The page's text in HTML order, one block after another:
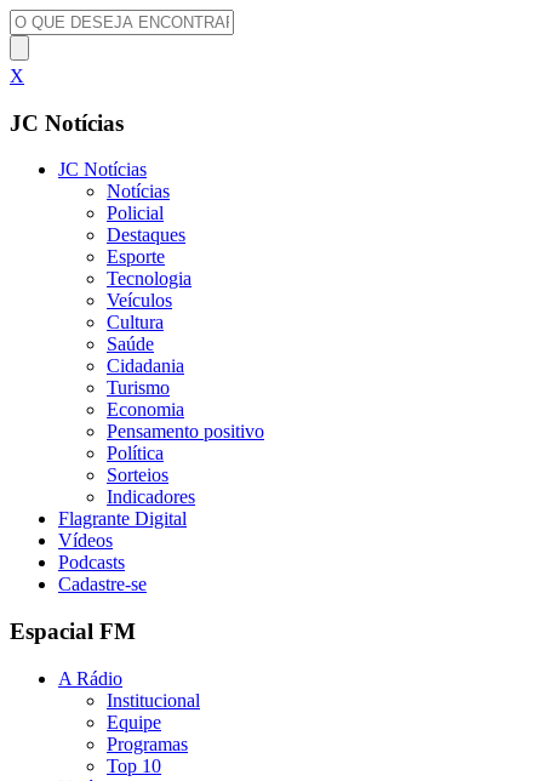
X
JC Notícias
JC Notícias
Notícias
Policial
Destaques
Esporte
Tecnologia
Veículos
Cultura
Saúde
Cidadania
Turismo
Economia
Pensamento positivo
Política
Sorteios
Indicadores
Flagrante Digital
Vídeos
Podcasts
Cadastre-se
Espacial FM
A Rádio
Institucional
Equipe
Programas
Top 10